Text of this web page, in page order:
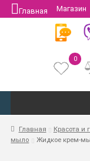
Главная Магазин
Защита
0
Главная Красота и
мыло
Жидкое крем-